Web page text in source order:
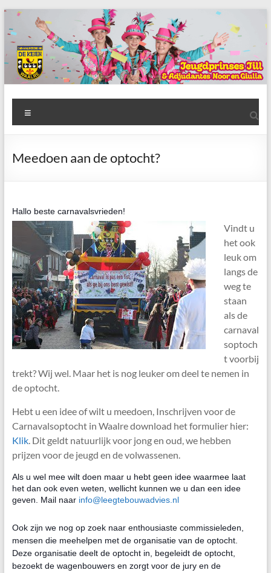
Ga
naar
de
inhoud
AWC
de
Keien
De
Keien
Meedoen aan de optocht?
Hallo beste carnavalsvrieden!
Vindt u
het ook
leuk om
langs de
weg te
staan
als de
carnaval
soptoch
t voorbij
trekt? Wij wel. Maar het is nog leuker om deel te nemen in
de optocht.
Hebt u een idee of wilt u meedoen, Inschrijven voor de
Carnavalsoptocht in Waalre download het formulier hier:
Klik. Dit geldt natuurlijk voor jong en oud, we hebben
prijzen voor de jeugd en de volwassenen.
Als u wel mee wilt doen maar u hebt geen idee waarmee laat
het dan ook even weten, wellicht kunnen we u dan een idee
geven. Mail naar info@leegtebouwadvies.nl
Ook zijn we nog op zoek naar enthousiaste commissieleden,
mensen die meehelpen met de organisatie van de optocht.
Deze organisatie deelt de optocht in, begeleidt de optocht,
bezoekt de wagenbouwers en zorgt voor de jury en de